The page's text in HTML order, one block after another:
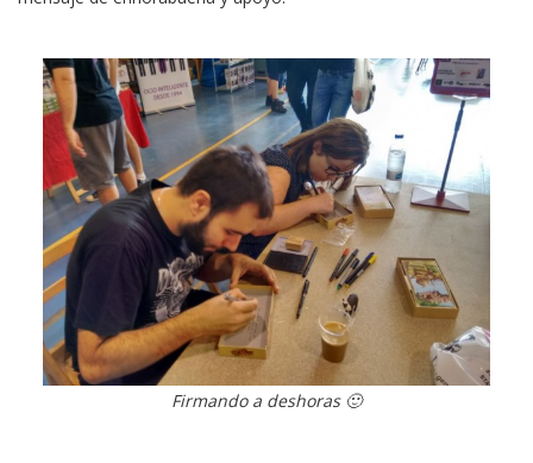
Firmando a deshoras 🙂